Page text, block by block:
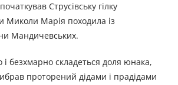
Струсівську гілку
Миколи Марія походила із
Мандичевських.
і безхмарно складеться доля юнака,
проторений дідами і прадідами